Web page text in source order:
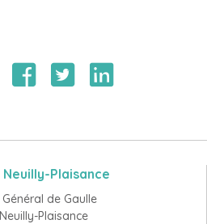
Plaisance
Général de Gaulle
Plaisance